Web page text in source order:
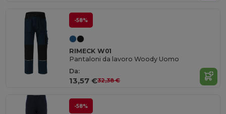
-58%
RIMECK W01
Pantaloni da lavoro Woody Uomo
Da:
13,57 €32,38 €
-58%